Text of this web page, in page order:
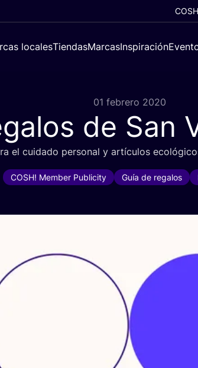
localesTiendasMarcasInspiración
01 febrero 2020
de San
el cui­da­do per­so­nal y artícu­los
COSH! Member Publicity Guía de regalos